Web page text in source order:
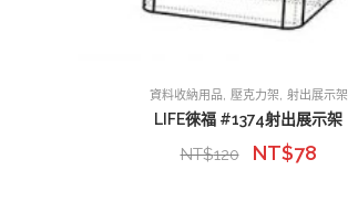
資料收納用品 壓克力架 射出展示架
LIFE徠福 #1374射出展示架
NT$120 NT$78